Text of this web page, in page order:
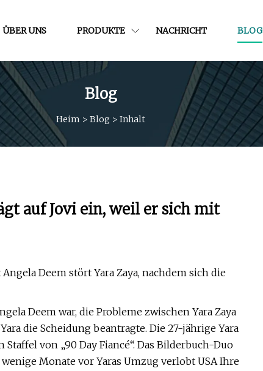
ÜBER UNS PRODUKTE NACHRICHT BLOG
Blog
Heim > Blog > Inhalt
auf Jovi ein, weil er sich mit
Deem stört Yara Zaya, nachdem sich die
Deem war, die Probleme zwischen Yara Zaya
die Scheidung beantragte. Die 27-jährige Yara
von „90 Day Fiancé“. Das Bilderbuch-Duo
Monate vor Yaras Umzug verlobt USA Ihre